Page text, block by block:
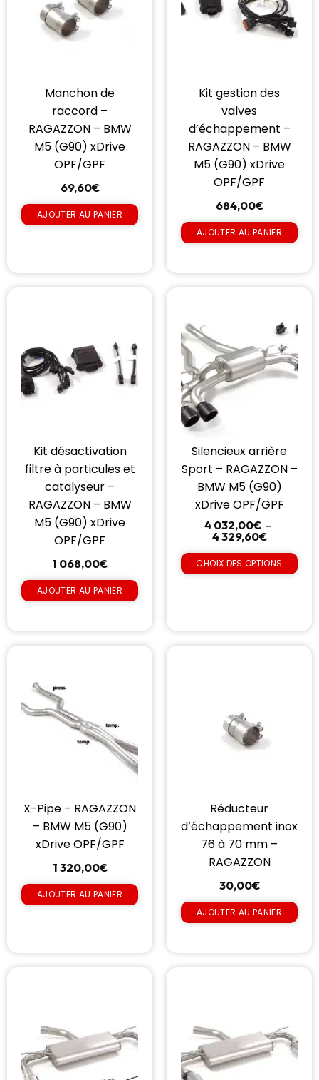
Manchon de
raccord –
RAGAZZON – BMW
M5 (G90) xDrive
OPF/GPF
69,60€
AJOUTER AU PANIER
Kit gestion des
valves
d’échappement –
RAGAZZON – BMW
M5 (G90) xDrive
OPF/GPF
684,00€
AJOUTER AU PANIER
Kit désactivation
filtre à particules et
catalyseur –
RAGAZZON – BMW
M5 (G90) xDrive
OPF/GPF
1 068,00€
AJOUTER AU PANIER
Silencieux arrière
Sport – RAGAZZON –
BMW M5 (G90)
xDrive OPF/GPF
4 032,00€ –
4 329,60€
CHOIX DES OPTIONS
X-Pipe – RAGAZZON
– BMW M5 (G90)
xDrive OPF/GPF
1 320,00€
AJOUTER AU PANIER
Réducteur
d’échappement inox
76 à 70 mm –
RAGAZZON
30,00€
AJOUTER AU PANIER